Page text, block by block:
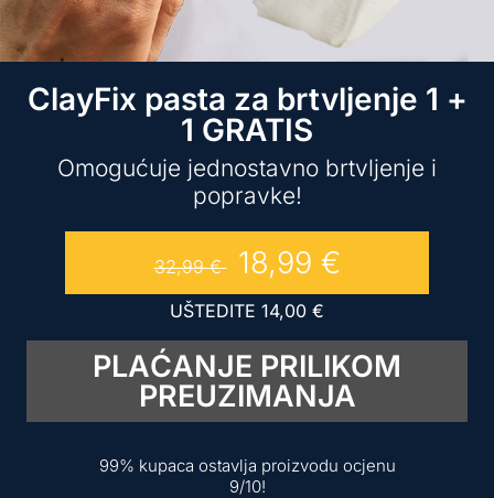
ClayFix pasta za brtvljenje 1 +
1 GRATIS
Omogućuje jednostavno brtvljenje i
popravke!
32,99€ 18,99 €
UŠTEDITE 14,00 €
PLAĆANJE PRILIKOM
PREUZIMANJA
99% kupaca ostavlja proizvodu ocjenu
9/10!